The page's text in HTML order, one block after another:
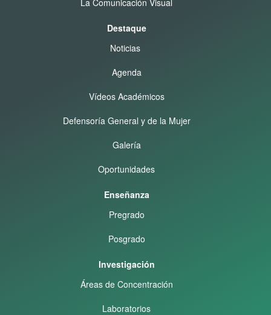
Destaque
Noticias
Agenda
Vídeos Académicos
Defensoría General y de la Mujer
Galería
Oportunidades
Enseñanza
Pregrado
Posgrado
Investigación
Áreas de Concentración
Laboratorios